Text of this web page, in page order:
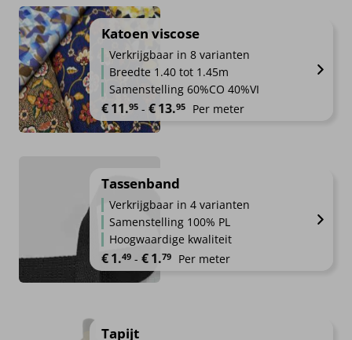
Katoen viscose
Verkrijgbaar in 8 varianten
Breedte 1.40 tot 1.45m
Samenstelling 60%CO 40%VI
€11.95 - €13.95 Prijsklasse: €11.95 tot €13.95
Per meter
Tassenband
Verkrijgbaar in 4 varianten
Samenstelling 100% PL
Hoogwaardige kwaliteit
€1.49 - €1.79 Prijsklasse: €1.49 tot €1.79
Per meter
Tapijt